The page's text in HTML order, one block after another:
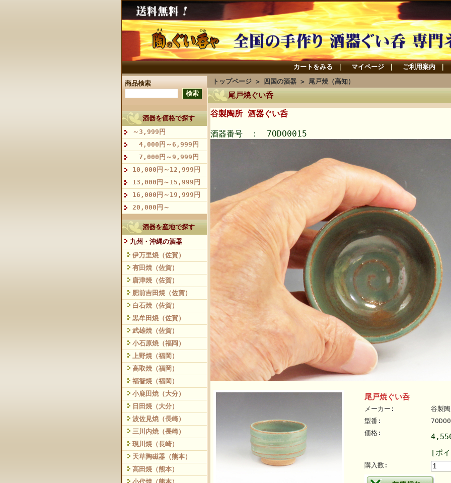
カートをみる マイページ ご利用案内
商品検索
酒器を価格で探す
～3,999円
4,000円～6,999円
7,000円～9,999円
10,000円～12,999円
13,000円～15,999円
16,000円～19,999円
20,000円～
酒器を産地で探す
九州・沖縄の酒器
伊万里焼（佐賀）
有田焼（佐賀）
唐津焼（佐賀）
肥前吉田焼（佐賀）
白石焼（佐賀）
黒牟田焼（佐賀）
武雄焼（佐賀）
小石原焼（福岡）
上野焼（福岡）
高取焼（福岡）
福智焼（福岡）
小鹿田焼（大分）
日田焼（大分）
波佐見焼（長崎）
三川内焼（長崎）
現川焼（長崎）
天草陶磁器（熊本）
高田焼（熊本）
トップページ > 四国の酒器 > 尾戸焼（高知）
尾戸焼ぐい呑
谷製陶所 酒器ぐい呑
酒器番号 ： 7ODO0015
尾戸焼ぐい呑
メーカー:
谷製
型番:
価格:
[ポ
購入数: